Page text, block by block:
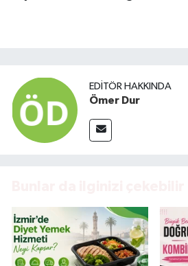
EDITÖR HAKKINDA
Ömer Dur